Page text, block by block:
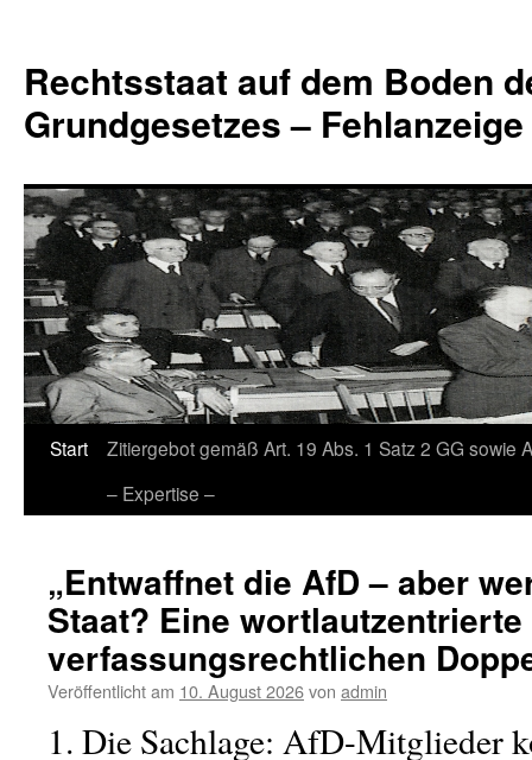
springen
Rechtsstaat auf dem Boden
Grundgesetzes –
Start
Zitiergebot gemäß Art. 19 Abs. 1 Satz 2 GG sowie
– Expertise –
„Entwaffnet die AfD – aber
Staat? Eine
verfassungsrechtlichen
Veröffentlicht am 10. August 2026von admin
1. Die Sachlage: AfD-Mitglieder